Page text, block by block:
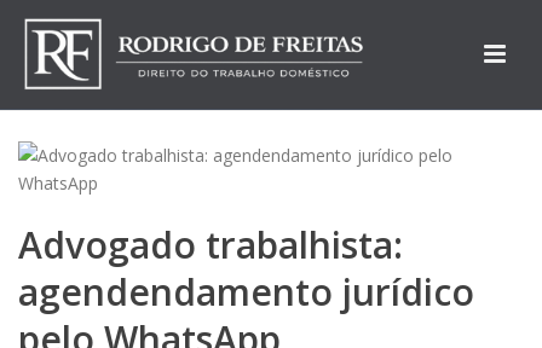
Advogado trabalhista:
agendendamento jurídico